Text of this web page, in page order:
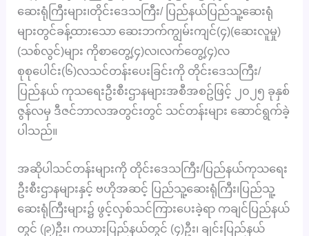
ဆေးရုံကြီးများ၊တိုင်းဒေသကြီး/ ပြည်နယ်ပြည်သူ့ဆေးရုံ
များတွင်ခန့်ထားသော ဆေးဘက်ကျွမ်းကျင်(၄)(ဆေးလူမှု)
(သစ်လွင်)များ ကိုစာတွေ့(၄)လ၊လက်တွေ့(၄)လ
စုစုပေါင်း(၆)လသင်တန်းပေးခြင်းကို တိုင်းဒေသကြီး/
ပြည်နယ် ကုသရေးဦးစီးဌာနများအစီအစဥ်ဖြင့် ၂၀၂၅ ခုနှစ်
ဇွန်လမှ ဒီဇင်ဘာလအတွင်းတွင် သင်တန်းများ ဆောင်ရွက်ခဲ့
ပါသည်။
အဆိုပါသင်တန်းများကို တိုင်းဒေသကြီး/ပြည်နယ်ကုသရေး
ဦးစီးဌာနများနှင့် ဗဟိုအဆင့် ပြည်သူ့ဆေးရုံကြီး၊ပြည်သူ့
ဆေးရုံကြီးများ၌ ဖွင့်လှစ်သင်ကြားပေးခဲ့ရာ ကချင်ပြည်နယ်
တွင် (၉)ဦး၊ ကယားပြည်နယ်တွင် (၄)ဦး၊ ချင်းပြည်နယ်